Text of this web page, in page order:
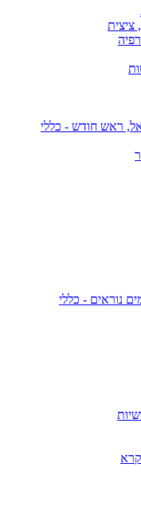
ציצית
ראש חודש - כללי
נוראים - כללי